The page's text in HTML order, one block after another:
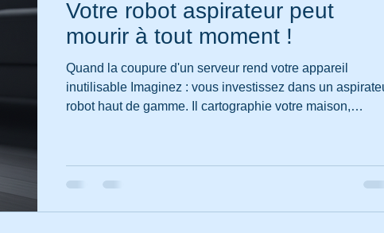
Votre robot aspirateur peut
mourir à tout moment !
Quand la coupure d'un serveur rend votre appareil
inutilisable Imaginez : vous investissez dans un aspirateur
robot haut de gamme. Il cartographie votre maison,
panne matérielle, l'appareil perd toute son "intelligence".
C'est ce qui s'est produit récemment avec des milliers